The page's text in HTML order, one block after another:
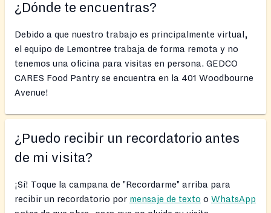
¿Dónde te encuentras?
Debido a que nuestro trabajo es principalmente virtual,
el equipo de Lemontree trabaja de forma remota y no
tenemos una oficina para visitas en persona. GEDCO
CARES Food Pantry se encuentra en la 401 Woodbourne
Avenue!
¿Puedo recibir un recordatorio antes
de mi visita?
¡Sí! Toque la campana de "Recordarme" arriba para
recibir un recordatorio por mensaje de texto o WhatsApp